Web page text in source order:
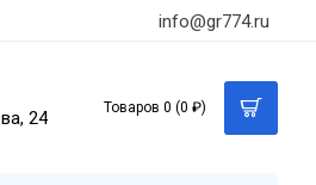
info@gr774.ru
24
Товаров 0 (0 ₽)